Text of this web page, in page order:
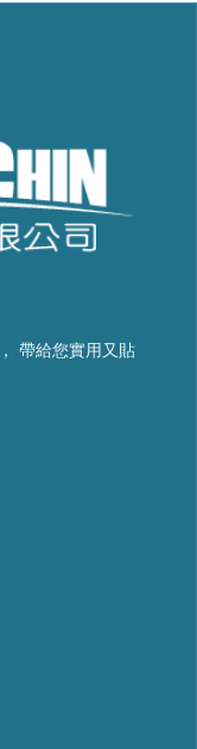
帶給您實用又貼